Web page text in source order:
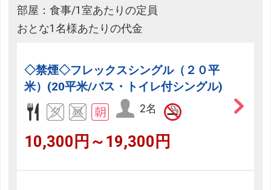
部屋：食事/1室あたりの定員
おとな1名様あたりの代金
◇禁煙◇フレックスシングル（２０平
米）(20平米/バス・トイレ付シングル)
2名
10,300円～19,300円